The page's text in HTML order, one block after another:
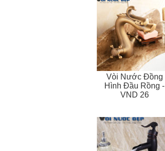
Vòi Nước Đồng
Hình Đầu Rồng -
VND 26